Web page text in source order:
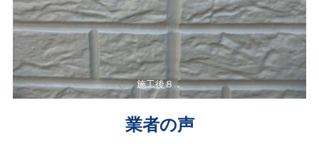
施工後８．
業者の声